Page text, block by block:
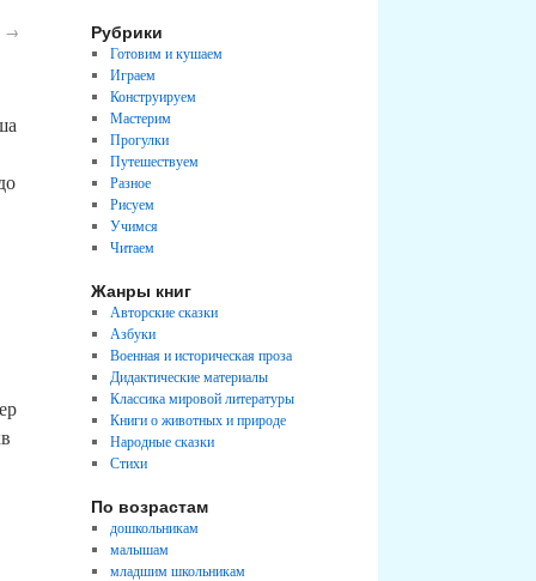
→ Рубрики
Готовим и кушаем
Играем
Конструируем
Мастерим
Прогулки
Путешествуем
Разное
Рисуем
Учимся
Читаем
Жанры книг
Авторские сказки
Азбуки
Военная и историческая проза
Дидактические материалы
Классика мировой литературы
Книги о животных и природе
Народные сказки
Стихи
По возрастам
дошкольникам
малышам
младшим школьникам